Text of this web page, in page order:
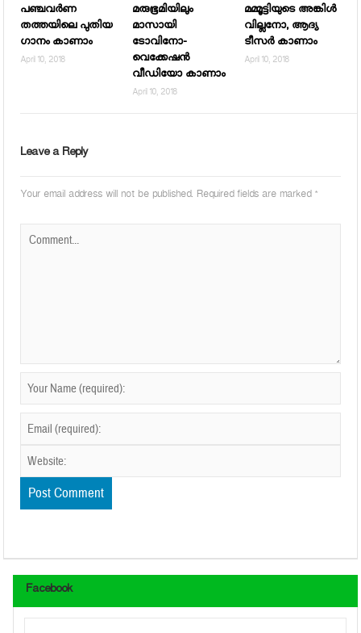
പഞ്ചവര്‍ണ
തത്തയിലെ പുതിയ
ഗാനം കാണാം
April 10, 2018
മരുഭൂമിയിലും
മാസായി
ടോവിനോ-
വെക്കേഷന്‍
വീഡിയോ കാണാം
April 10, 2018
മമ്മൂട്ടിയുടെ അങ്കിള്‍
വില്ലനോ, ആദ്യ
ടീസര്‍ കാണാം
April 10, 2018
Leave a Reply
Your email address will not be published. Required fields are marked *
Facebook